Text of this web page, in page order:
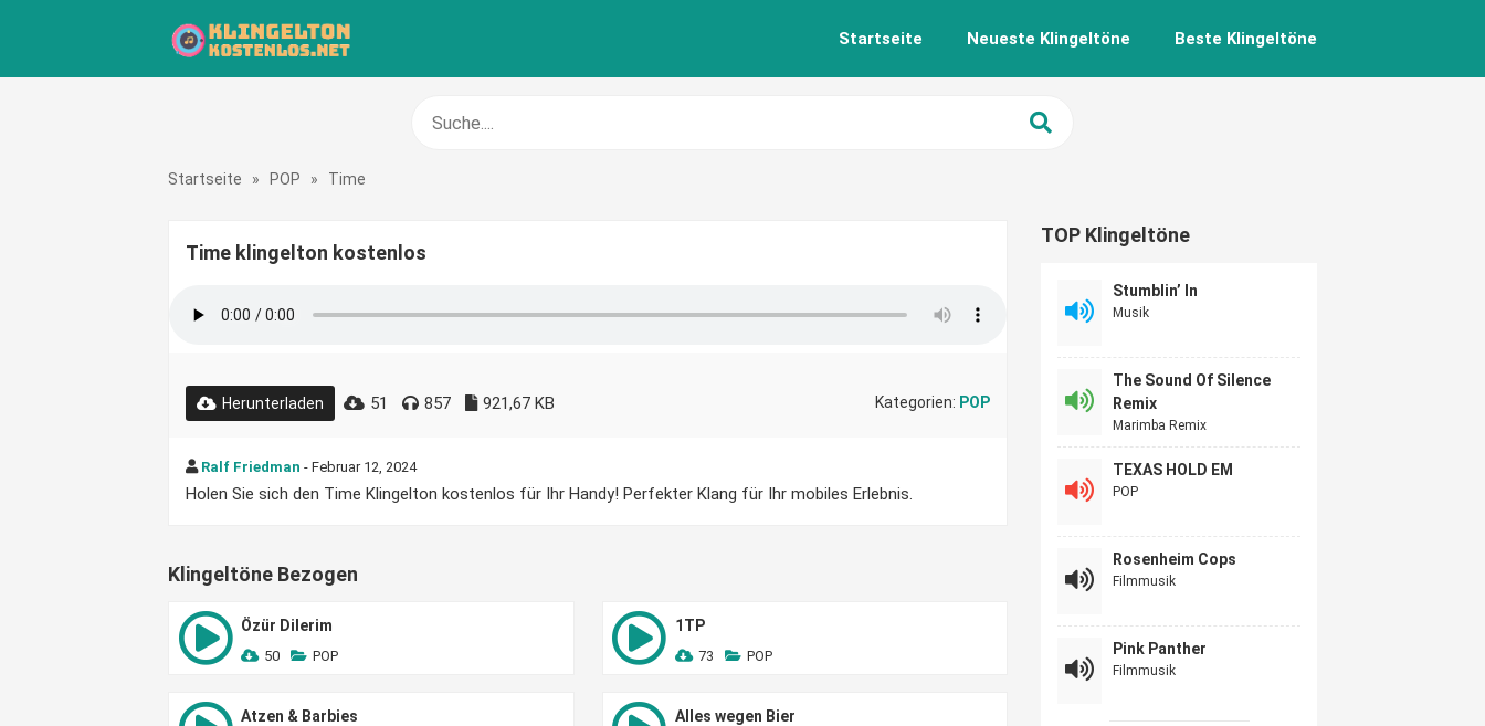
Startseite Neueste Klingeltöne Beste Klingeltöne
Startseite » POP » Time
Time klingelton kostenlos
Herunterladen 51 857 921,67 KB Kategorien: POP
Ralf Friedman - Februar 12, 2024
Holen Sie sich den Time Klingelton kostenlos für Ihr Handy! Perfekter Klang für Ihr mobiles Erlebnis.
Klingeltöne Bezogen
Özür Dilerim
50 POP
1TP
73 POP
Atzen & Barbies Alles wegen Bier
TOP Klingeltöne
Stumblin’ In
Musik
The Sound Of Silence
Remix
Marimba Remix
TEXAS HOLD EM
POP
Rosenheim Cops
Filmmusik
Pink Panther
Filmmusik